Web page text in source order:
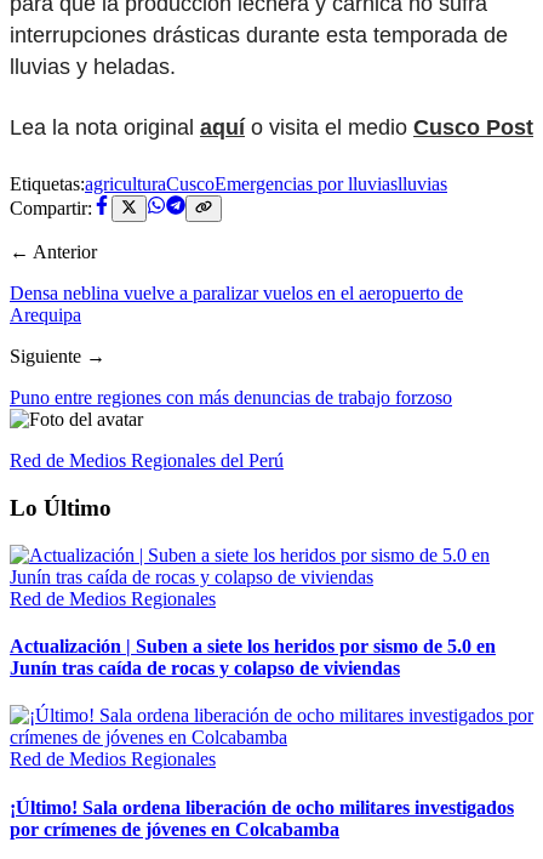
interrupciones drásticas durante esta temporada de
lluvias y heladas.
Lea la nota original aquí o visita el medio Cusco Post
Etiquetas:agriculturaCuscoEmergencias por lluviaslluvias
Compartir:
← Anterior
Densa neblina vuelve a paralizar vuelos en el aeropuerto de
Arequipa
Siguiente →
Puno entre regiones con más denuncias de trabajo forzoso
Red de Medios Regionales del Perú
Lo Último
Red de Medios Regionales
Actualización | Suben a siete los heridos por sismo de 5.0 en
Junín tras caída de rocas y colapso de viviendas
Red de Medios Regionales
¡Último! Sala ordena liberación de ocho militares investigados
por crímenes de jóvenes en Colcabamba